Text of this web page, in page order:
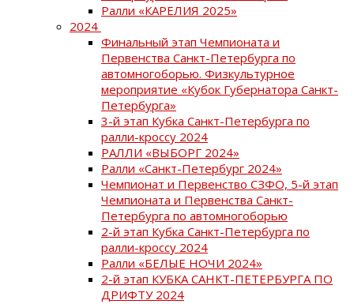
Ралли «КАРЕЛИЯ 2025»
2024
Финальный этап Чемпионата и
Первенства Санкт-Петербурга по
автомногоборью. Физкультурное
мероприятие «Кубок Губернатора Санкт-
Петербурга»
3-й этап Кубка Санкт-Петербурга по
ралли-кроссу 2024
РАЛЛИ «ВЫБОРГ 2024»
Ралли «Санкт-Петербург 2024»
Чемпионат и Первенство СЗФО, 5-й этап
Чемпионата и Первенства Санкт-
Петербурга по автомногоборью
2-й этап Кубка Санкт-Петербурга по
ралли-кроссу 2024
Ралли «БЕЛЫЕ НОЧИ 2024»
2-й этап КУБКА САНКТ-ПЕТЕРБУРГА ПО
ДРИФТУ 2024